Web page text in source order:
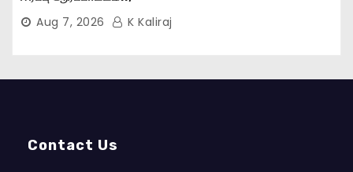
Aug 7, 2026 K Kaliraj
Contact Us